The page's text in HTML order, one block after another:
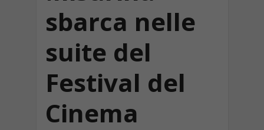
sbarca nelle
suite del
Festival del
Cinema